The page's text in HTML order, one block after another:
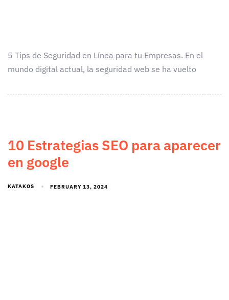
5 Tips de Seguridad en Línea para tu Empresas. En el
mundo digital actual, la seguridad web se ha vuelto
10 Estrategias SEO para aparecer
en google
KATAKOS FEBRUARY 13, 2024